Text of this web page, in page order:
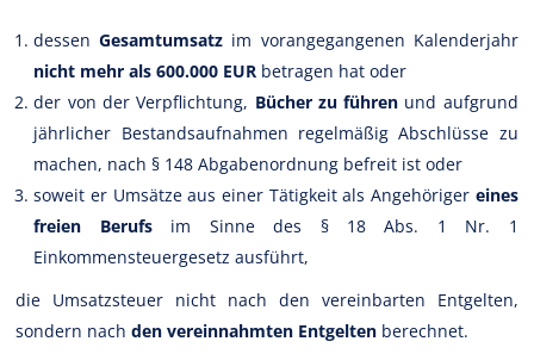
dessenGesamtumsatz im vorangegangenen Kalenderjahr
nicht mehr als 600.000 EUR betragen hat oder
der von der Verpflichtung, Bücher zu führen und aufgrund
jährlicher Bestandsaufnahmen regelmäßig Abschlüsse zu
machen, nach § 148 Abgabenordnung befreit ist oder
soweit er Umsätze aus einer Tätigkeit als Angehöriger eines
freien Berufsim Sinne des § 18 Abs. 1 Nr. 1
Einkommensteuergesetz ausführt,
die Umsatzsteuer nicht nach den vereinbarten Entgelten,
sondern nachden vereinnahmten Entgelten berechnet.